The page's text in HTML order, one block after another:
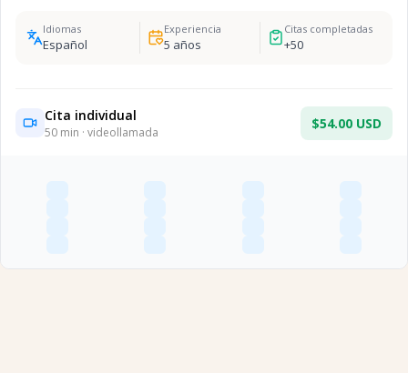
Idiomas
Español
Experiencia
5 años
Citas completadas
+50
Cita individual
50 min · videollamada
$54.00 USD